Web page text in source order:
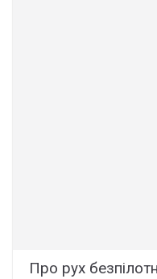
Про рух